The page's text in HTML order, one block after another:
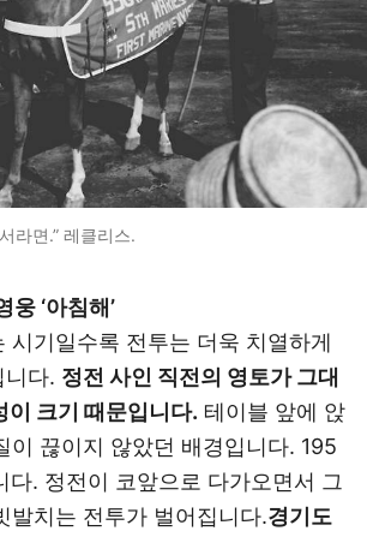
라면.” 레클리스.
웅 ‘아침해’
시기일수록 전투는 더욱 치열하게
니다. 정전 사인 직전의 영토가 그대
이 크기 때문입니다. 테이블 앞에 앉
이 끊이지 않았던 배경입니다. 195
다. 정전이 코앞으로 다가오면서 그
발치는 전투가 벌어집니다.경기도